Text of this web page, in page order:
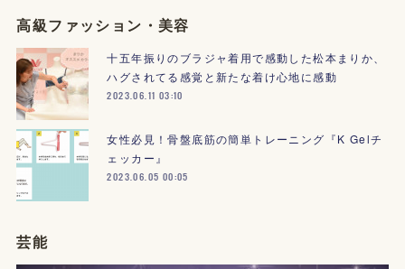
高級ファッション・美容
十五年振りのブラジャ着用で感動した松本まりか、
ハグされてる感覚と新たな着け心地に感動
2023.06.11 03:10
女性必見！骨盤底筋の簡単トレーニング『K Gelチ
ェッカー』
2023.06.05 00:05
芸能